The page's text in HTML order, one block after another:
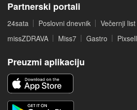
Partnerski portali
24sata Poslovni dnevnik Večernji list
missZDRAVA
Miss7 Gastro Pixsell
Preuzmi aplikaciju